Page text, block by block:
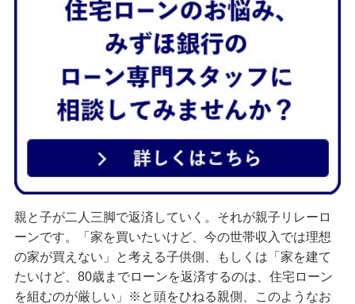
住宅ローン申込（借換）
カードローン申込（口座あり）
カードローン申込（口座なし）
貯める・増やす
預金・NISA・資産運用
備える
相続・保険
学ぶ・考える
生涯学習
親と子が二人三脚で返済していく。それが親子リレーロ
ーンです。「家を買いたいけど、今の世帯収入では理想
の家が買えない」と考える子供側、もしくは「家を建て
たいけど、80歳までローンを返済するのは、住宅ローン
を組むのが厳しい」※と頭をひねる親側、このようなお